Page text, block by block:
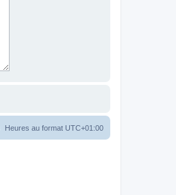
Heures au format UTC+01:00